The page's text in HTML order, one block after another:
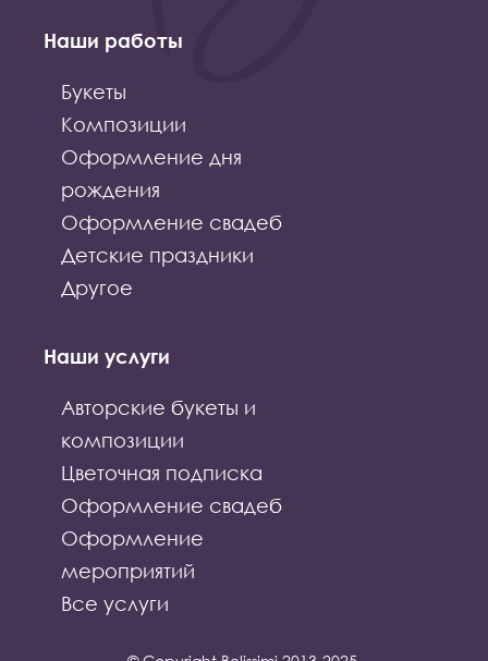
Наши работы
Букеты
Композиции
Оформление дня
рождения
Оформление свадеб
Детские праздники
Другое
Наши услуги
Авторские букеты и
композиции
Цветочная подписка
Оформление свадеб
Оформление
мероприятий
Все услуги